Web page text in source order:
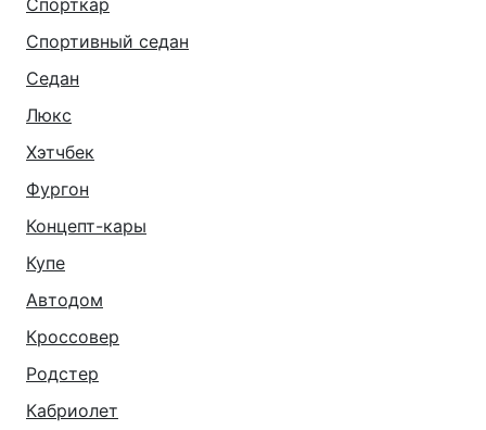
Спорткар
Спортивный седан
Седан
Люкс
Хэтчбек
Фургон
Концепт-кары
Купе
Автодом
Кроссовер
Родстер
Кабриолет